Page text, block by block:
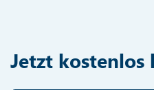
Jetzt kostenlos